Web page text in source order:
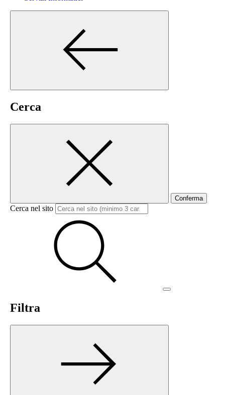
Cerca
Conferma
Cerca nel sito
Filtra